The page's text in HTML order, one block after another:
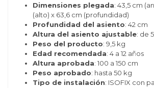
Dimensiones plegada: 43,5 cm
(alto) x 63,6 cm (profundidad)
Profundidad del asiento: 42 cm
Altura del asiento ajustable: de
Peso del producto: 9,5 kg
Edad recomendada: 4 a 12 años
Altura aprobada: 100 a 150 cm
Peso aprobado: hasta 50 kg
Tipo de instalación: ISOFIX con